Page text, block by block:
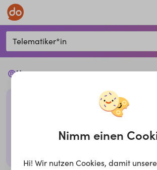
Telematiker*in
Ups...
Leider haben wir keine passenden Jobs
gegebenen Filtern. Bitte überprüfe
oder probiere es mit anderen Filtern,
Nimm einen
Hi! Wir nutzen Cookies, damit